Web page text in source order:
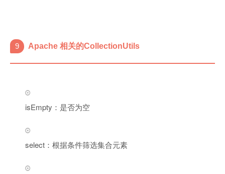
9 Apache 相关的CollectionUtils
isEmpty：是否为空
select：根据条件筛选集合元素